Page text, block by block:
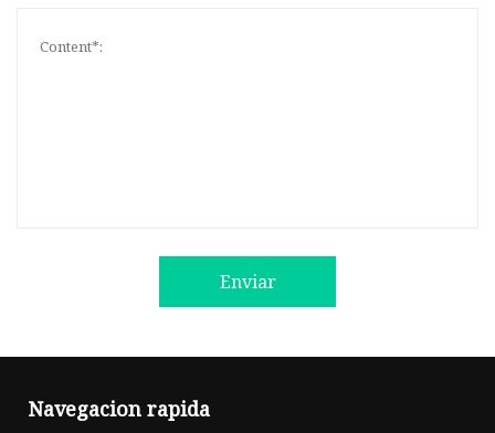
Enviar
Navegacion rapida